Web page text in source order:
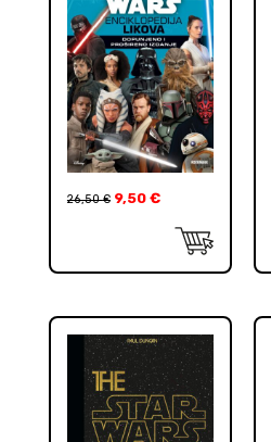
26,50€ 9,50 €